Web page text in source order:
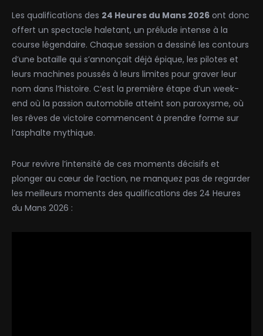
Les qualifications des 24 Heures du Mans 2026 ont donc
offert un spectacle haletant, un prélude intense à la
course légendaire. Chaque session a dessiné les contours
d’une bataille qui s’annonçait déjà épique, les pilotes et
leurs machines poussés à leurs limites pour graver leur
nom dans l’histoire. C’est la première étape d’un week-
end où la passion automobile atteint son paroxysme, où
les rêves de victoire commencent à prendre forme sur
l’asphalte mythique.
Pour revivre l’intensité de ces moments décisifs et
plonger au cœur de l’action, ne manquez pas de regarder
les meilleurs moments des qualifications des 24 Heures
du Mans 2026 :